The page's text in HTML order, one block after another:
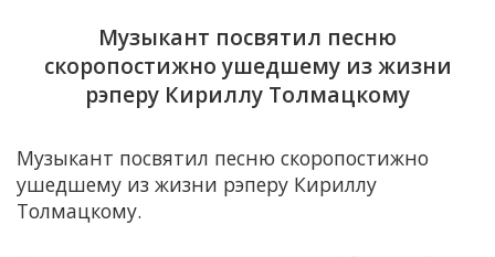
Музыкант посвятил песню
скоропостижно ушедшему из жизни
рэперу Кириллу Толмацкому
Музыкант посвятил песню скоропостижно
ушедшему из жизни рэперу Кириллу
Толмацкому.